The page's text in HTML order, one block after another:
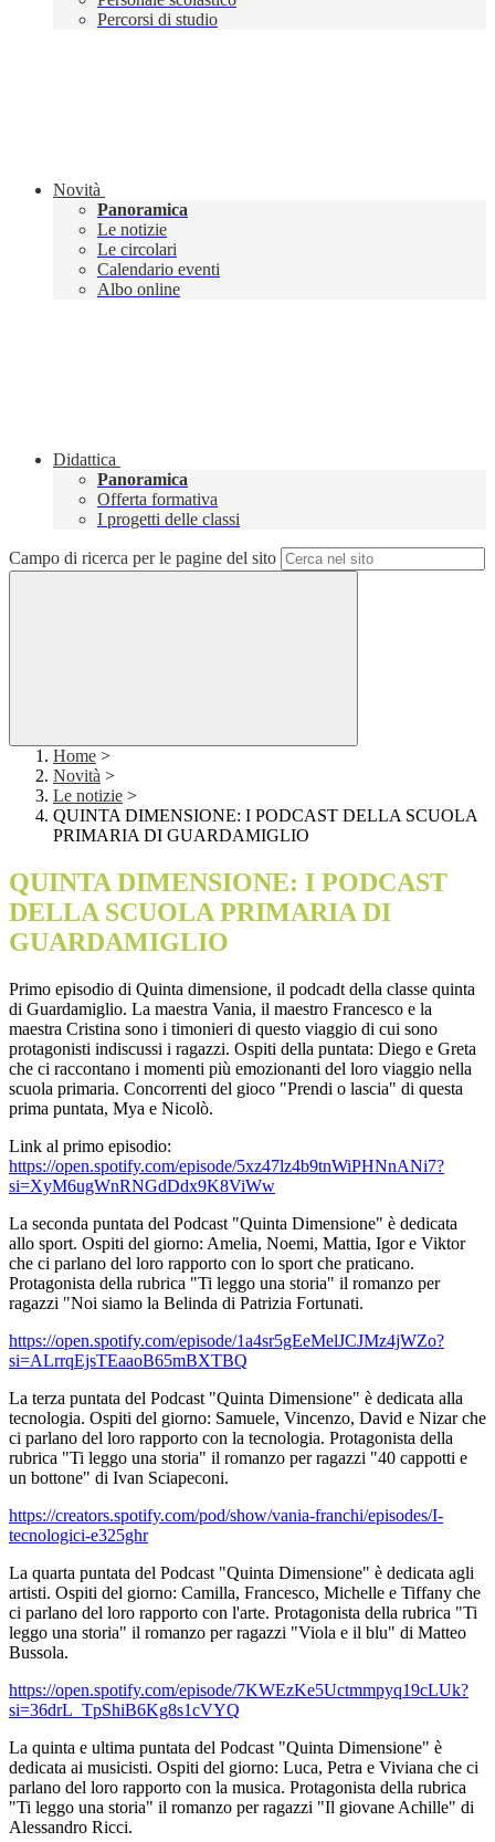
Percorsi di studio
Novità
Panoramica
Le notizie
Le circolari
Calendario eventi
Albo online
Didattica
Panoramica
Offerta formativa
I progetti delle classi
Campo di ricerca per le pagine del sito
Home >
Novità >
Le notizie >
QUINTA DIMENSIONE: I PODCAST DELLA SCUOLA
PRIMARIA DI GUARDAMIGLIO
QUINTA DIMENSIONE: I PODCAST
DELLA SCUOLA PRIMARIA DI
GUARDAMIGLIO
Primo episodio di Quinta dimensione, il podcadt della classe quinta
di Guardamiglio. La maestra Vania, il maestro Francesco e la
maestra Cristina sono i timonieri di questo viaggio di cui sono
protagonisti indiscussi i ragazzi. Ospiti della puntata: Diego e Greta
che ci raccontano i momenti più emozionanti del loro viaggio nella
scuola primaria. Concorrenti del gioco "Prendi o lascia" di questa
prima puntata, Mya e Nicolò.
Link al primo episodio:
https://open.spotify.com/episode/5xz47lz4b9tnWiPHNnANi7?
si=XyM6ugWnRNGdDdx9K8ViWw
La seconda puntata del Podcast "Quinta Dimensione" è dedicata
allo sport. Ospiti del giorno: Amelia, Noemi, Mattia, Igor e Viktor
che ci parlano del loro rapporto con lo sport che praticano.
Protagonista della rubrica "Ti leggo una storia" il romanzo per
ragazzi "Noi siamo la Belinda di Patrizia Fortunati.
https://open.spotify.com/episode/1a4sr5gEeMelJCJMz4jWZo?
si=ALrrqEjsTEaaoB65mBXTBQ
La terza puntata del Podcast "Quinta Dimensione" è dedicata alla
tecnologia. Ospiti del giorno: Samuele, Vincenzo, David e Nizar che
ci parlano del loro rapporto con la tecnologia. Protagonista della
rubrica "Ti leggo una storia" il romanzo per ragazzi "40 cappotti e
un bottone" di Ivan Sciapeconi.
https://creators.spotify.com/pod/show/vania-franchi/episodes/I-
tecnologici-e325ghr
La quarta puntata del Podcast "Quinta Dimensione" è dedicata agli
artisti. Ospiti del giorno: Camilla, Francesco, Michelle e Tiffany che
ci parlano del loro rapporto con l'arte. Protagonista della rubrica "Ti
leggo una storia" il romanzo per ragazzi "Viola e il blu" di Matteo
Bussola.
https://open.spotify.com/episode/7KWEzKe5Uctmmpyq19cLUk?
si=36drL_TpShiB6Kg8s1cVYQ
La quinta e ultima puntata del Podcast "Quinta Dimensione" è
dedicata ai musicisti. Ospiti del giorno: Luca, Petra e Viviana che ci
parlano del loro rapporto con la musica. Protagonista della rubrica
"Ti leggo una storia" il romanzo per ragazzi "Il giovane Achille" di
Alessandro Ricci.